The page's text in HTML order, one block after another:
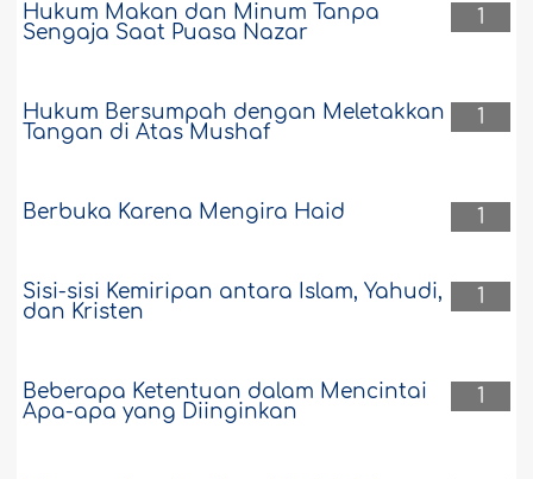
1
Hukum Makan dan Minum Tanpa
Sengaja Saat Puasa Nazar
1
Hukum Bersumpah dengan Meletakkan
Tangan di Atas Mushaf
1
Berbuka Karena Mengira Haid
1
Sisi-sisi Kemiripan antara Islam, Yahudi,
dan Kristen
1
Beberapa Ketentuan dalam Mencintai
Apa-apa yang Diinginkan